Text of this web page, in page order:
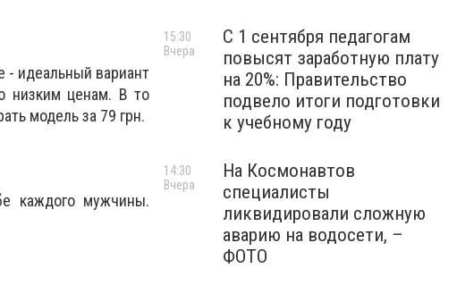
идеальный вариант
низким ценам. В то
модель за 79 грн.
каждого мужчины.
С 1 сентября педагогам
повысят заработную плату
на 20%: Правительство
подвело итоги подготовки
к учебному году
15:30
Вчера
На Космонавтов
специалисты
ликвидировали сложную
аварию на водосети, –
ФОТО
14:30
Вчера